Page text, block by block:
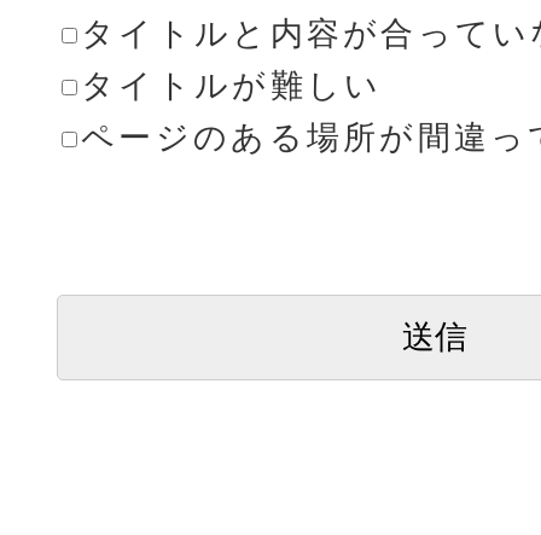
タイトルと内容が合ってい
タイトルが難しい
ページのある場所が間違っ